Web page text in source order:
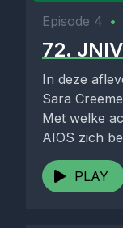
Episode 4 •
72.
In deze
Sara
Met welke
AIOS zich
PLAY